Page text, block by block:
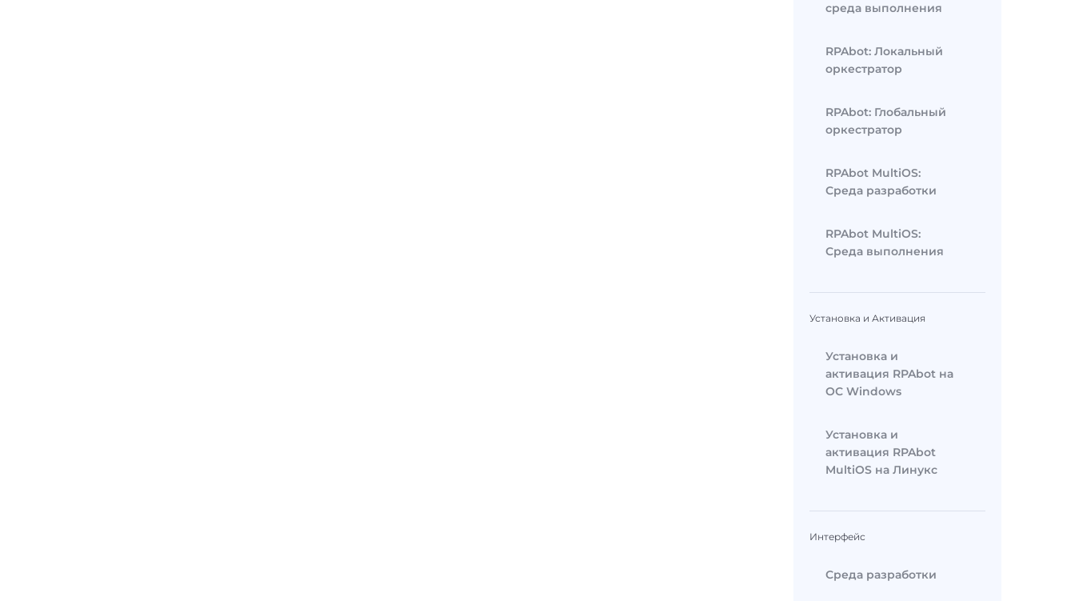
среда выполнения
RPAbot: Локальный
оркестратор
RPAbot: Глобальный
оркестратор
RPAbot MultiOS:
Среда разработки
RPAbot MultiOS:
Среда выполнения
Установка и Активация
Установка и
активация RPAbot на
ОС Windows
Установка и
активация RPAbot
MultiOS на Линукс
Интерфейс
Среда разработки